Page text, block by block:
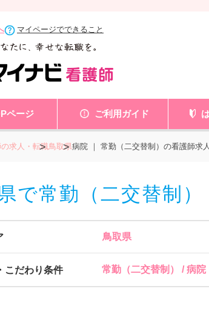
マイページでできること
ページ ご利用ガイド
求人・転職鳥取県病院 ｜ 常勤（二交替制）の看護師求
で常勤（二交替制）
鳥取県
こだわり条件 常勤（二交替制） / 病院